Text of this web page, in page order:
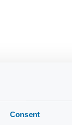
Consent